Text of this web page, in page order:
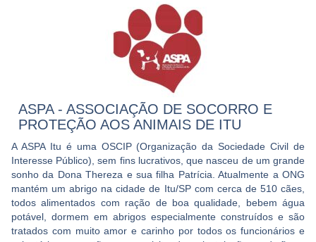
ASPA - ASSOCIAÇÃO DE SOCORRO E
PROTEÇÃO AOS ANIMAIS DE ITU
A ASPA Itu é uma OSCIP (Organização da Sociedade Civil de
Interesse Público), sem fins lucrativos, que nasceu de um grande
sonho da Dona Thereza e sua filha Patrícia. Atualmente a ONG
mantém um abrigo na cidade de Itu/SP com cerca de 510 cães,
todos alimentados com ração de boa qualidade, bebem água
potável, dormem em abrigos especialmente construídos e são
tratados com muito amor e carinho por todos os funcionários e